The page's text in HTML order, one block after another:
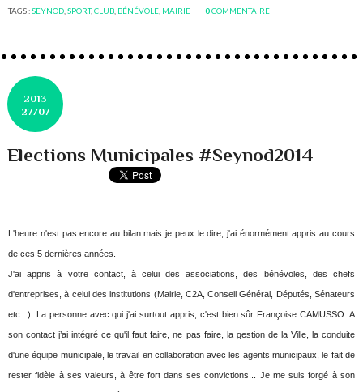
TAGS :SEYNOD ,SPORT,CLUB BÉNÉVOLE MAIRIE 0COMMENTAIRE
2013
27/07
Elections Municipales #Seynod2014
L'heure n'est pas encore au bilan mais je peux le dire, j'ai énormément appris au cours
de ces 5 dernières années.
J'ai appris à votre contact, à celui des associations, des bénévoles, des chefs
d'entreprises, à celui des institutions (Mairie, C2A, Conseil Général, Députés, Sénateurs
etc...). La personne avec qui j'ai surtout appris, c'est bien sûr Françoise CAMUSSO. A
son contact j’ai intégré ce qu'il faut faire, ne pas faire, la gestion de la Ville, la conduite
d'une équipe municipale, le travail en collaboration avec les agents municipaux, le fait de
rester fidèle à ses valeurs, à être fort dans ses convictions... Je me suis forgé à son